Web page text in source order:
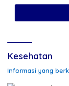
Kesehatan
Informasi yang